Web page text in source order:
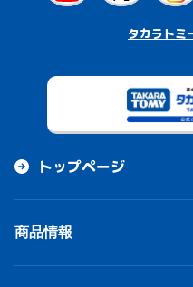
タカラトミ
トップページ
商品情報